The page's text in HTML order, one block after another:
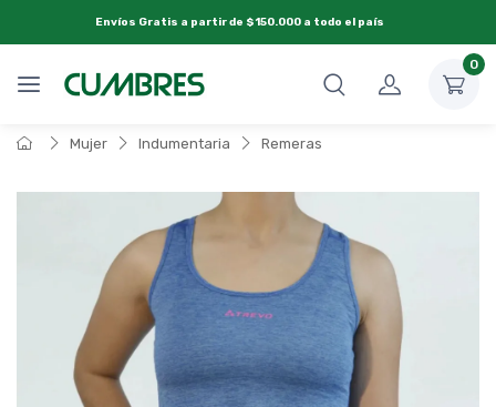
Envíos Gratis a partir de $150.000 a todo el país
0
Mujer Indumentaria Remeras